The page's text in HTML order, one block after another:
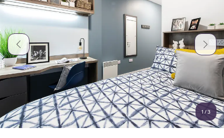
Plus
Compte Langue
English (GB)
Sélectionnez un pays
Réservez maintenant
Chinese
Català Deutsch
Italian French
Portuguese
1 /3